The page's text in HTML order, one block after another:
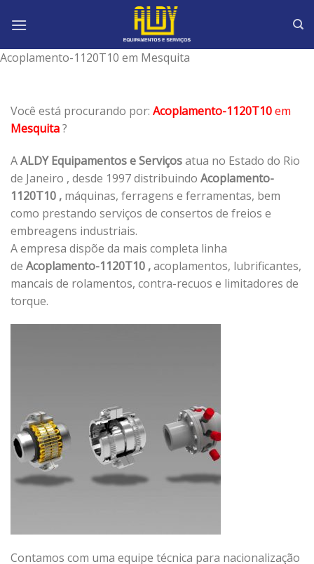
Acoplamento-1120T10 em Mesquita
Você está procurando por: Acoplamento-1120T10em
Mesquita?
AALDY Equipamentos e Serviçosatua no Estado do Rio
de Janeiro , desde 1997 distribuindo Acoplamento-
1120T10 , máquinas, ferragens e ferramentas, bem
como prestando serviços de consertos de freios e
embreagens industriais.
A empresa dispõe da mais completa linha
de Acoplamento-1120T10 ,acoplamentos, lubrificantes,
mancais de rolamentos, contra-recuos e limitadores de
torque.
Contamos com uma equipe técnica para nacionalização